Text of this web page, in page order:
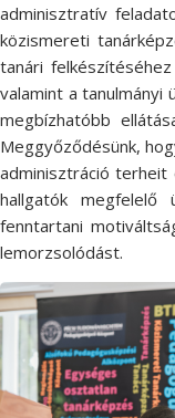
adminisztratív
közismereti
tanári
valamint a tanulmányi
megbízhatóbb
Meggyőződésünk,
adminisztráció
hallgatók megfelelő
fenntartani
lemorzsolódást.